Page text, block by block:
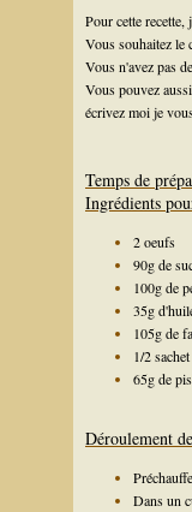
Pour cette
Vous souhaitez le
Vous n'avez pas
Vous pouvez
écrivez moi je
Temps de
Ingrédients
2 oeufs
90g de
100g de
35g
105g de
1/2
65g de
Déroulement
Dans un